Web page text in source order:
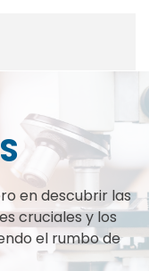
en descubrir las
cruciales y los
el rumbo de